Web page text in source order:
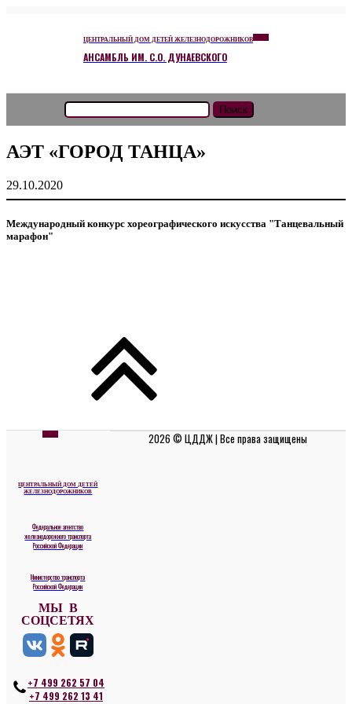
ЦЕНТРАЛЬНЫЙ ДОМ ДЕТЕЙ ЖЕЛЕЗНОДОРОЖНИКОВ
АНСАМБЛЬ ИМ. С.О. ДУНАЕВСКОГО
Найти:
АЭТ «ГОРОД ТАНЦА»
29.10.2020
Международный конкурс хореографического искусства "Танцевальный
марафон"
ЦЕНТРАЛЬНЫЙ ДОМ ДЕТЕЙ
ЖЕЛЕЗНОДОРОЖНИКОВ
Федеральное агентство
железнодорожного транспорта
Российской Федерации
Министерство транспорта
Российской Федерации
МЫ В
СОЦСЕТЯХ
+7 499 262 57 04
+7 499 262 13 41
2026 © ЦДДЖ | Все права защищены